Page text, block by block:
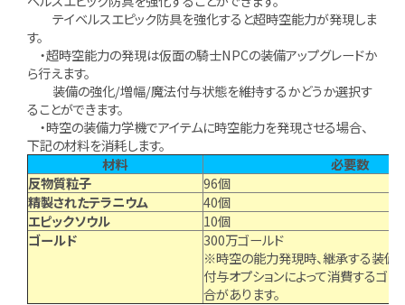
テイベルスエピック防具を強化すると超時空能力が発現しま
す。
・超時空能力の発現は仮面の騎士NPCの装備アップグレードか
ら行えます。
装備の強化/増幅/魔法付与状態を維持するかどうか選択す
ることができます。
・時空の装備力学機でアイテムに時空能力を発現させる場合、
下記の材料を消耗します。
材料
必要数
反物質粒子
96個
精製されたテラニウム
40個
エピックソウル
10個
ゴールド
300万ゴールド
※時空の能力発現時、継承する装
付与オプションによって消費するゴ
合があります。